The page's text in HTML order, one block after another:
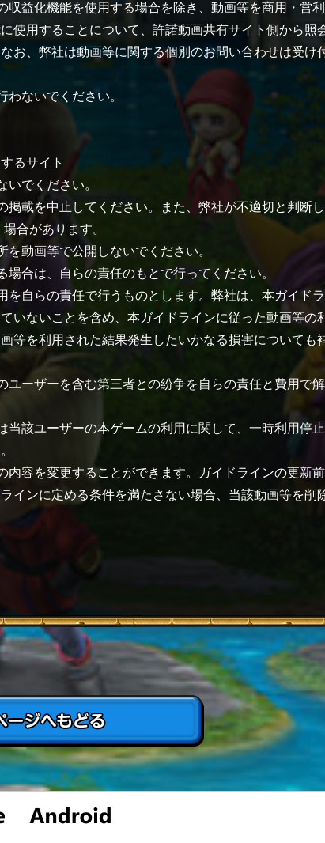
益化機能を使用する場合を除き、動画等を商用・営利
使用することについて、許諾動画共有サイト側から照
お、弊社は動画等に関する個別のお問い合わせは受け
ないでください。
るサイト
でください。
載を中止してください。また、弊社が不適切と判断
合があります。
動画等で公開しないでください。
合は、自らの責任のもとで行ってください。
自らの責任で行うものとします。弊社は、本ガイド
いないことを含め、本ガイドラインに従った動画等の
等を利用された結果発生したいかなる損害についても
ーザーを含む第三者との紛争を自らの責任と費用で
該ユーザーの本ゲームの利用に関して、一時利用停
容を変更することができます。ガイドラインの更新
インに定める条件を満たさない場合、当該動画等を削